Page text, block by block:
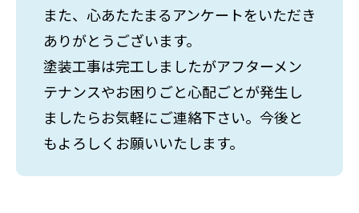
また、心あたたまるアンケートをいただき
ありがとうございます。
塗装工事は完工しましたがアフターメン
テナンスやお困りごと心配ごとが発生し
ましたらお気軽にご連絡下さい。今後と
もよろしくお願いいたします。